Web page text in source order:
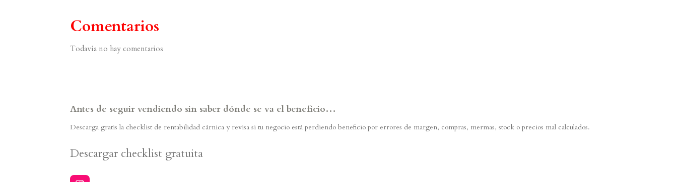
Comentarios
Todavía no hay comentarios
Antes de seguir vendiendo sin saber dónde se va el beneficio…
Descarga gratis la checklist de rentabilidad cárnica y revisa si tu negocio está perdiendo beneficio por errores de margen, compras, mermas, stock o precios mal calculados.
Descargar checklist gratuita